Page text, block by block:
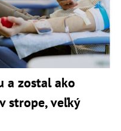
a zostal ako
strope, veľký